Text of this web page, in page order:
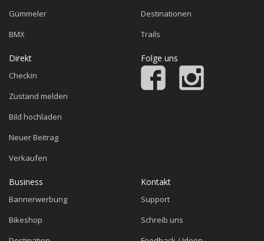
Gümmeler
BMX
Destinationen
Trails
Direkt
Checkin
Zustand melden
Bild hochladen
Neuer Beitrag
Verkaufen
Folge uns
Business
Bannerwerbung
Bikeshop
Kontakt
Support
Schreib uns